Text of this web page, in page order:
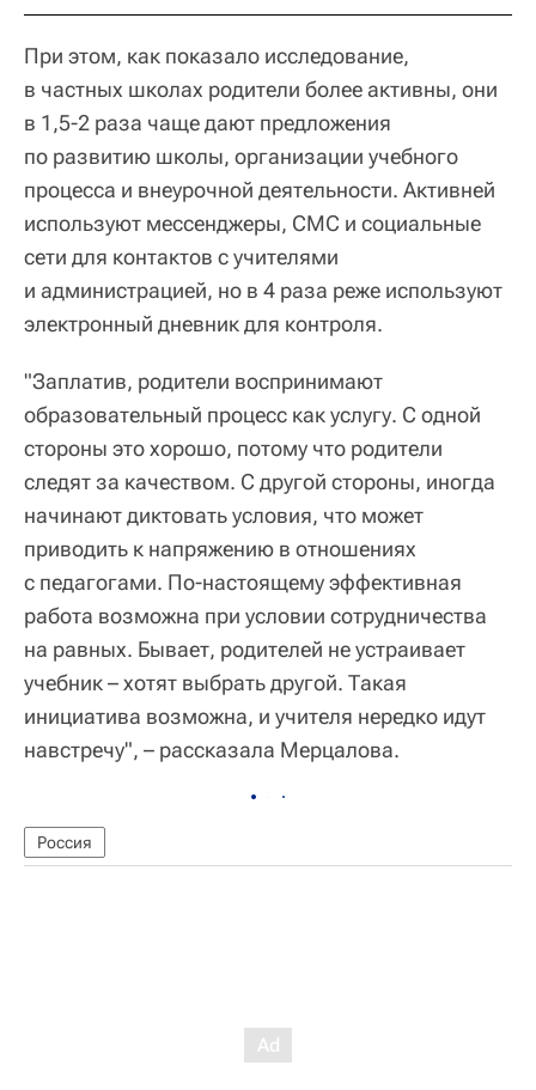
При этом, как показало исследование,
в частных школах родители более активны, они
в 1,5-2 раза чаще дают предложения
по развитию школы, организации учебного
процесса и внеурочной деятельности. Активней
используют мессенджеры, СМС и социальные
сети для контактов с учителями
и администрацией, но в 4 раза реже используют
электронный дневник для контроля.
"Заплатив, родители воспринимают
образовательный процесс как услугу. С одной
стороны это хорошо, потому что родители
следят за качеством. С другой стороны, иногда
начинают диктовать условия, что может
приводить к напряжению в отношениях
с педагогами. По-настоящему эффективная
работа возможна при условии сотрудничества
на равных. Бывает, родителей не устраивает
учебник – хотят выбрать другой. Такая
инициатива возможна, и учителя нередко идут
навстречу", – рассказала Мерцалова.
Россия